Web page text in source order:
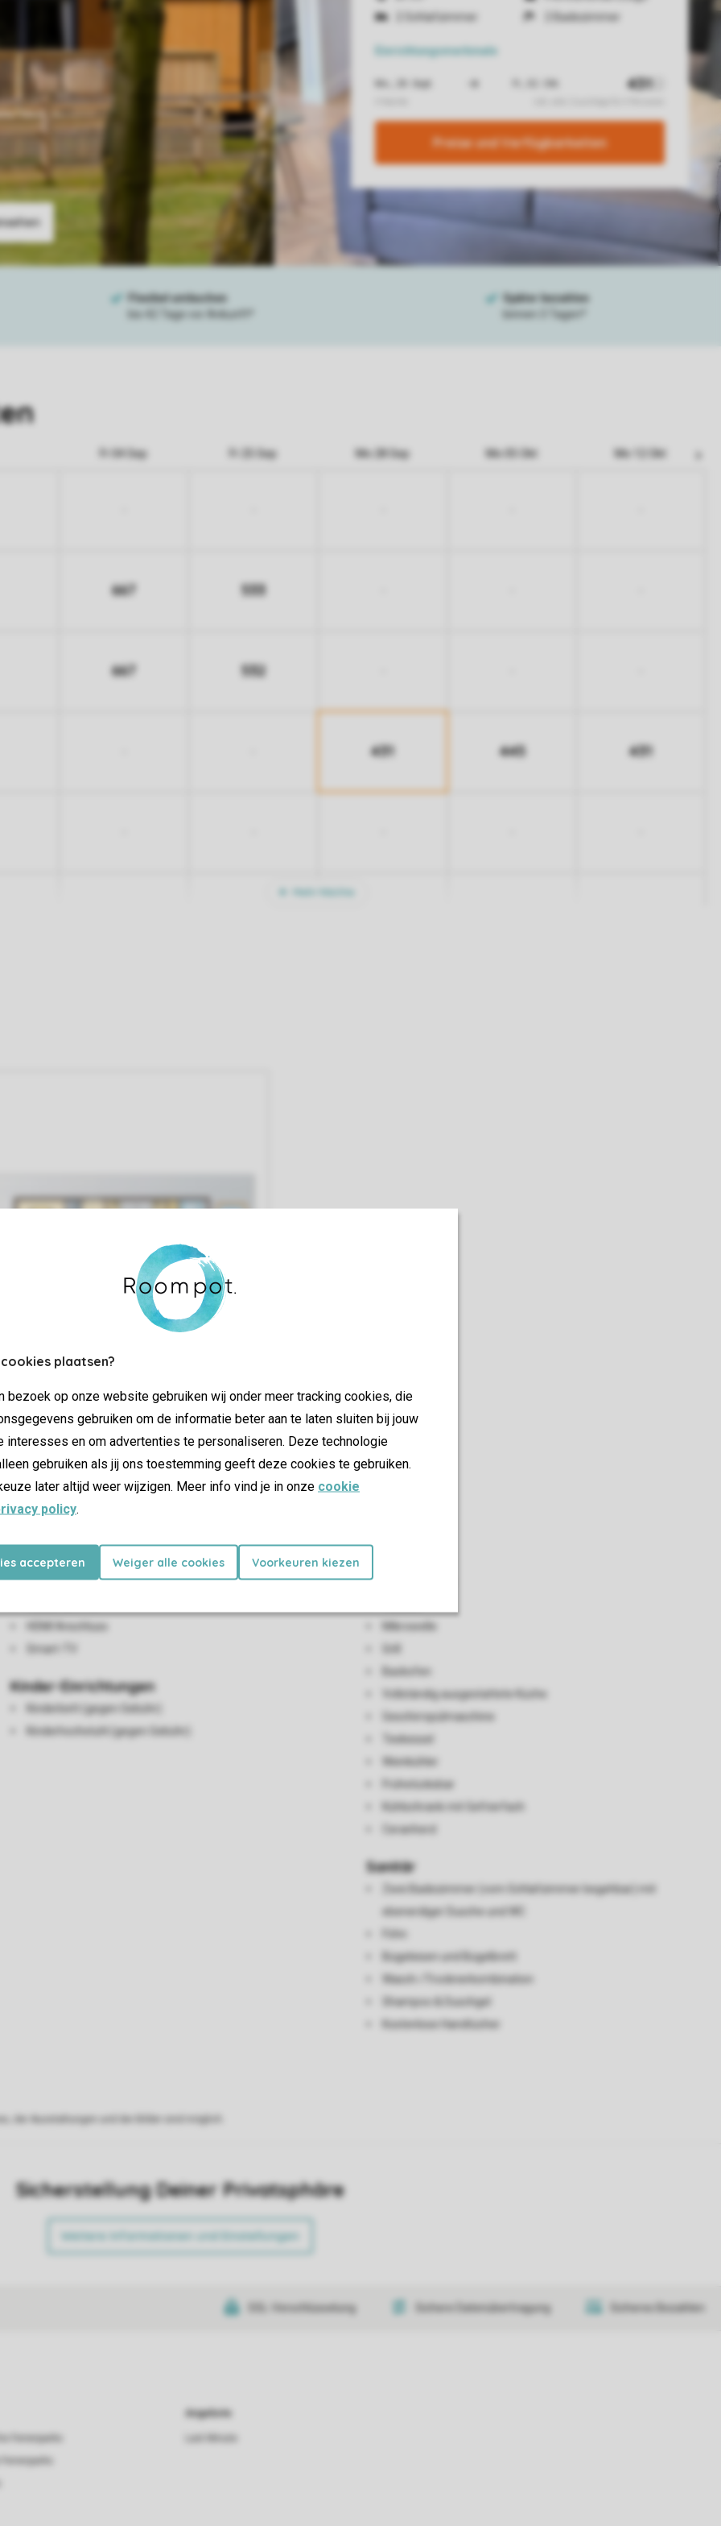
plaatsen?
bezoek op onze website gebruiken wij onder meer tracking cookies, die
gebruiken om de informatie beter aan te laten sluiten bij jouw
interesses en om advertenties te personaliseren. Deze technologie
gebruiken als jij ons toestemming geeft deze cookies te gebruiken.
later altijd weer wijzigen. Meer info vind je in onze cookie
policy.
accepteren Weiger alle cookies Voorkeuren kiezen
2 Schlafzimmer
2 Badezimmer
Einrichtungsmerkmale
Preise und Verfügbarkeiten
Fr 04 Sep Fr 25 Sep Mo 28 Sep Mo 05 Okt Mo 12 Okt
667 533
667 532
431 445 431
Wohn-/Esszimmer
Essecke
HDMI Anschluss
Smart-TV
Kinder-Einrichtungen
Kinderbett (gegen Gebühr)
Kinderhochstuhl (gegen Gebühr)
Mikrowelle
Backofen
Vollständig ausgestattete Küche
Geschirrspülmaschine
Teekessel
Weinkühler
Frühstücksbar
Kühlschrank mit Gefrierfach
Ceranherd
Sanitär
Zwei Badezimmer (vom Schlafzimmer begehbar) mit
ebenerdiger Dusche und WC
Bügeleisen und Bügelbrett
Wasch-/Trocknerkombination
Shampoo & Duschgel
Kostenlose Handtücher
Sicherstellung Deiner Privatsphäre
Weitere Informationen und Einstellungen
SSL-Verschlüsselung Sichere Datenübertragung Sicheres Bezahlen
Angebote